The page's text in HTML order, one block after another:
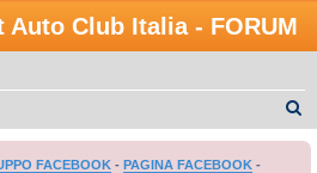
Auto Club Italia - FORUM
FACEBOOK- PAGINA FACEBOOK-